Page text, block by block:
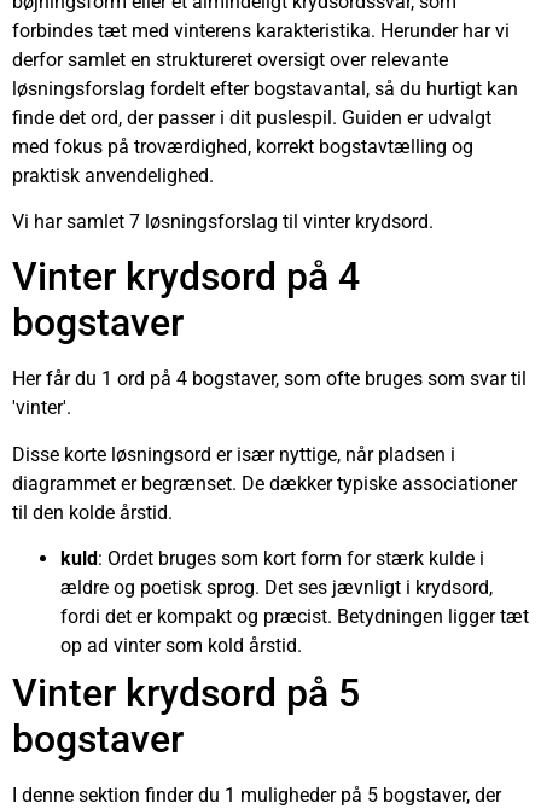
forbindes tæt med vinterens karakteristika. Herunder har vi
derfor samlet en struktureret oversigt over relevante
løsningsforslag fordelt efter bogstavantal, så du hurtigt kan
finde det ord, der passer i dit puslespil. Guiden er udvalgt
med fokus på troværdighed, korrekt bogstavtælling og
praktisk anvendelighed.
Vi har samlet 7 løsningsforslag til vinter krydsord.
Vinter krydsord på 4
bogstaver
Her får du 1 ord på 4 bogstaver, som ofte bruges som svar til
'vinter'.
Disse korte løsningsord er især nyttige, når pladsen i
diagrammet er begrænset. De dækker typiske associationer
til den kolde årstid.
kuld : Ordet bruges som kort form for stærk kulde i
ældre og poetisk sprog. Det ses jævnligt i krydsord,
fordi det er kompakt og præcist. Betydningen ligger tæt
op ad vinter som kold årstid.
Vinter krydsord på 5
bogstaver
I denne sektion finder du 1 muligheder på 5 bogstaver, der